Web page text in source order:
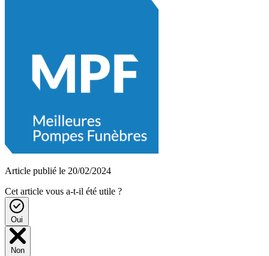
Article publié le 20/02/2024
Cet article vous a-t-il été utile ?
Oui
Non